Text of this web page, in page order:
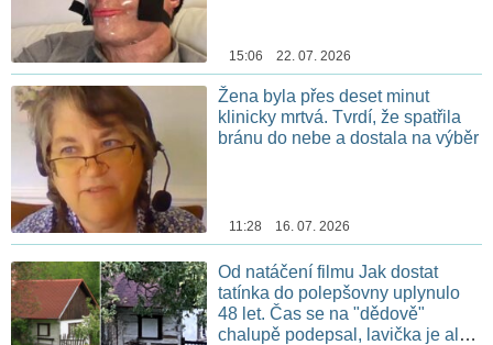
15:06 22. 07. 2026
Žena byla přes deset minut
klinicky mrtvá. Tvrdí, že spatřila
bránu do nebe a dostala na výběr
11:28 16. 07. 2026
Od natáčení filmu Jak dostat
tatínka do polepšovny uplynulo
48 let. Čas se na "dědově"
chalupě podepsal, lavička je ale